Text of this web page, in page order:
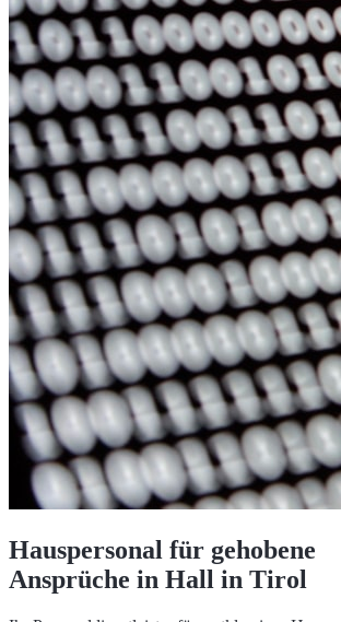
Hauspersonal für gehobene
Ansprüche in Hall in Tirol